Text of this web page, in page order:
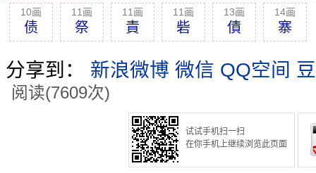
10画
债
11画
祭
11画
責
11画
砦
13画
債
14画
寨
分享到： 新浪微博 微信 QQ空间
阅读(7609次)
试试手机扫一扫
在你手机上继续浏览此页面